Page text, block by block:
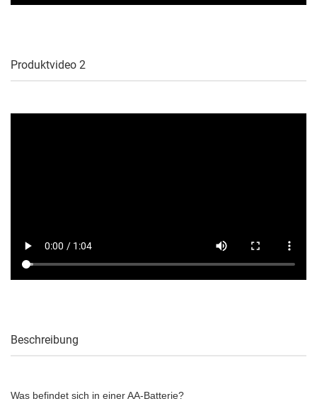
Produktvideo 2
Beschreibung
Was befindet sich in einer AA-Batterie?